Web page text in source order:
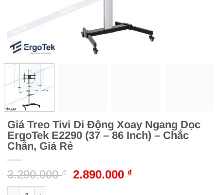
Giá Treo Tivi Di Động Xoay Ngang Dọc
ErgoTek E2290 (37 – 86 Inch) – Chắc
Chắn, Giá Rẻ
3.290.000₫
Giá
2.890.000 ₫Giá